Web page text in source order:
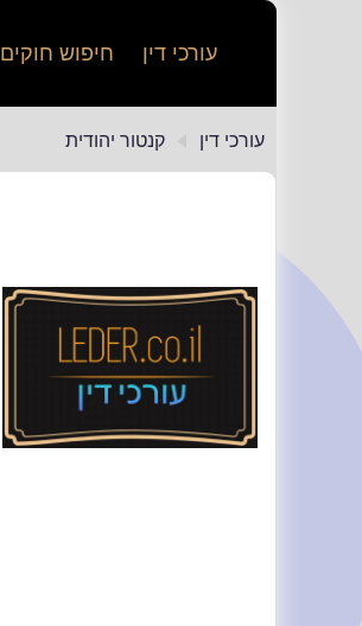
עורכי דין חיפוש חוקים
עורכי דין קנטור יהודית